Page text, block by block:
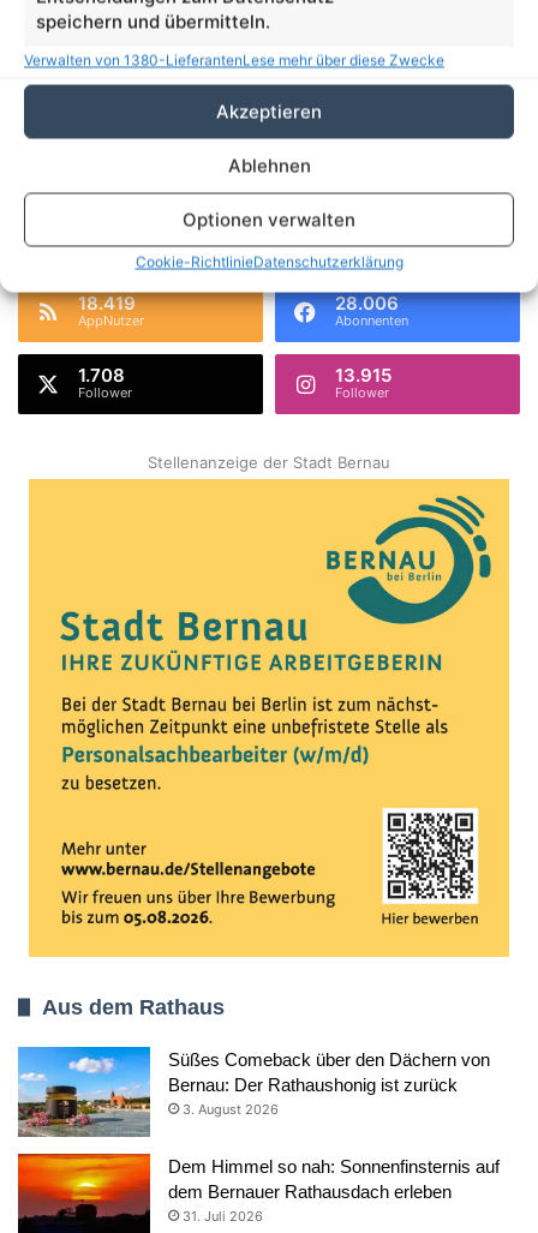
speichern und übermitteln.
Verwalten von 1380-LieferantenLese mehr über diese Zwecke
Akzeptieren
Ablehnen
Optionen verwalten
Cookie-RichtlinieDatenschutzerklärung
So.
Danke dafür!62.048
18.419
AppNutzer
28.006
Abonnenten
1.708
Follower
13.915
Follower
Stellenanzeige der Stadt Bernau
Aus dem Rathaus
Süßes Comeback über den Dächern von
Bernau: Der Rathaushonig ist zurück
3. August 2026
Dem Himmel so nah: Sonnenfinsternis auf
dem Bernauer Rathausdach erleben
31. Juli 2026